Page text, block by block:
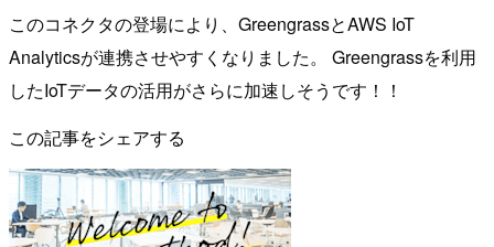
このコネクタの登場により、GreengrassとAWS IoT
Analyticsが連携させやすくなりました。 Greengrassを利用
したIoTデータの活用がさらに加速しそうです！！
この記事をシェアする